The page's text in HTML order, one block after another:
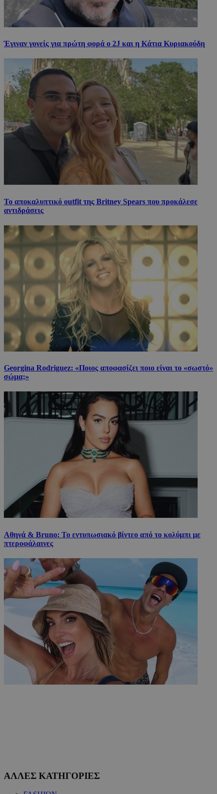
Έγιναν γονείς για πρώτη φορά ο 2J και η Κάτια Κυριακούδη
Το αποκαλυπτικό outfit της Britney Spears που προκάλεσε
αντιδράσεις
Georgina Rodriguez: «Ποιος αποφασίζει ποιο είναι το «σωστό»
σώμα;»
Αθηνά & Bruno: Το εντυπωσιακό βίντεο από το κολύμπι με
πτεροφάλαινες
ΑΛΛΕΣ ΚΑΤΗΓΟΡΙΕΣ